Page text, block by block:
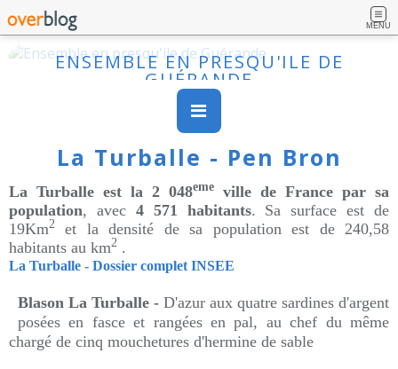
MENU
ENSEMBLE EN PRESQU'ILE DE
GUÉRANDE
La Turballe - Pen Bron
La Turballe est la 2 048eme
ville de France par sa
population, avec4 571 habitants. Sa surface est de
19Km2
et la densité de sa population est de 240,58
habitants au km2 .
La Turballe - Dossier complet INSEE
Blason La Turballe - D'azur aux quatre sardines d'argent
posées en fasce et rangées en pal, au chef du même
chargé de cinq mouchetures d'hermine de sable